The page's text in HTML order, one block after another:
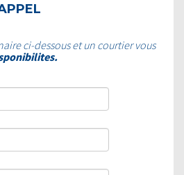
ci-dessous et un courtier vous